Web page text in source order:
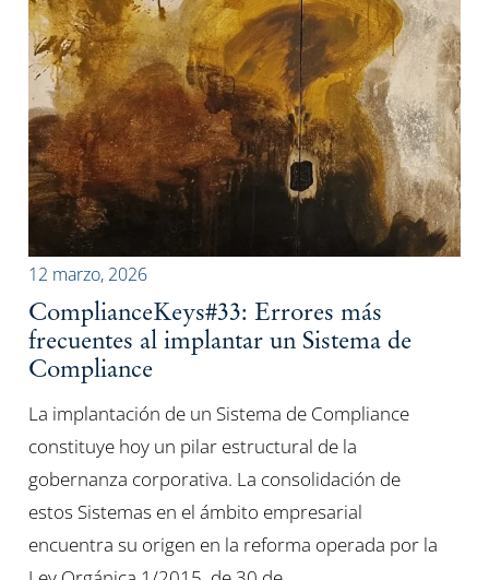
12 marzo, 2026
ComplianceKeys#33: Errores más
frecuentes al implantar un Sistema de
Compliance
La implantación de un Sistema de Compliance
constituye hoy un pilar estructural de la
gobernanza corporativa. La consolidación de
estos Sistemas en el ámbito empresarial
encuentra su origen en la reforma operada por la